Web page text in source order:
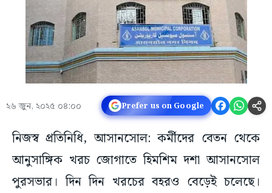
২৬ জুন, ২০২৫ ০৪:০০ Prefer us on Google
নিজস্ব প্রতিনিধি, আসানসোল: কর্মীদের বেতন থেকে
আনুসাঙ্গিক খরচ জোগাতে হিমশিম দশা আসানসোল
পুরসভার। দিন দিন খরচের বহরও বেড়েই চলেছে।